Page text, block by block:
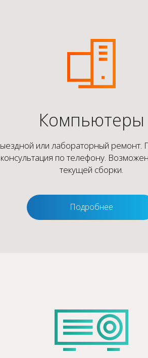
Компьютеры
или лабораторный ремонт.
консультация по телефону.
текущей сборки.
Подробнее